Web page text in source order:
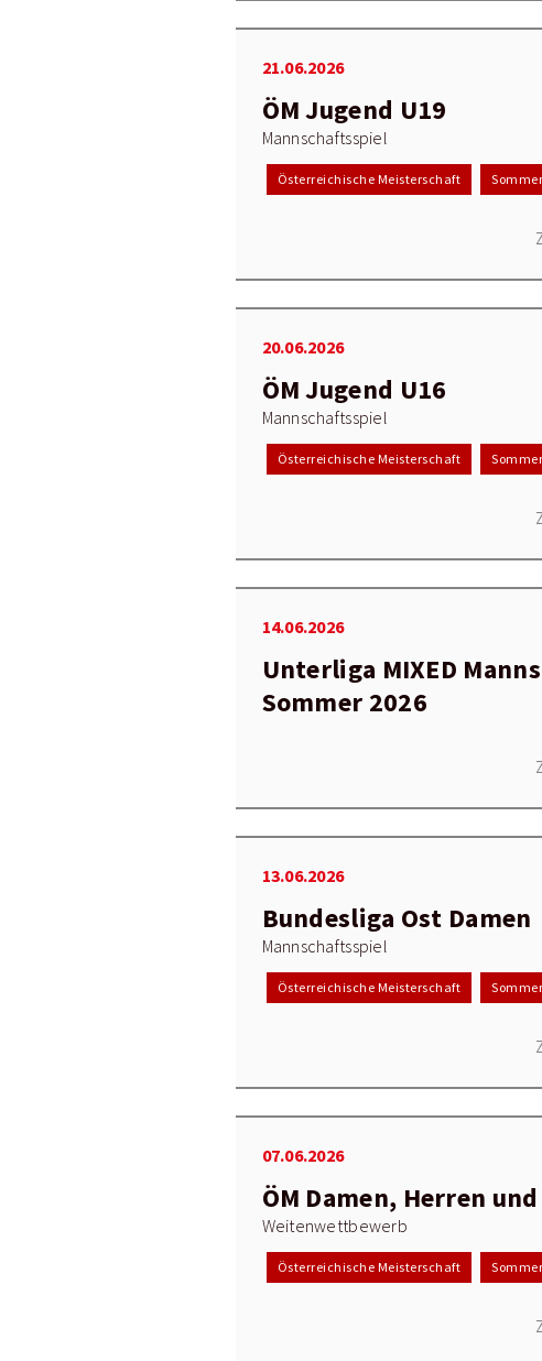
21.06.2026
ÖM Jugend U19
Mannschaftsspiel
Österreichische Meisterschaft
20.06.2026
ÖM Jugend U16
Mannschaftsspiel
Österreichische Meisterschaft
14.06.2026
Unterliga MIXED
Sommer 2026
13.06.2026
Bundesliga Ost Damen
Mannschaftsspiel
Österreichische Meisterschaft
07.06.2026
ÖM Damen, Herren
Weitenwettbewerb
Österreichische Meisterschaft